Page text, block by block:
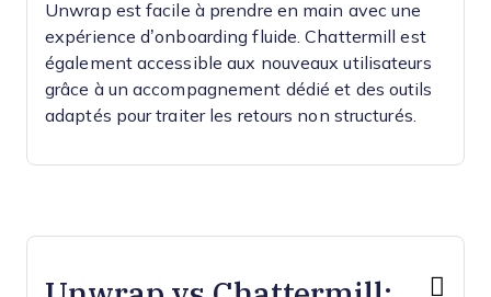
Unwrap est facile à prendre en main avec une
expérience d’onboarding fluide. Chattermill est
également accessible aux nouveaux utilisateurs
grâce à un accompagnement dédié et des outils
adaptés pour traiter les retours non structurés.